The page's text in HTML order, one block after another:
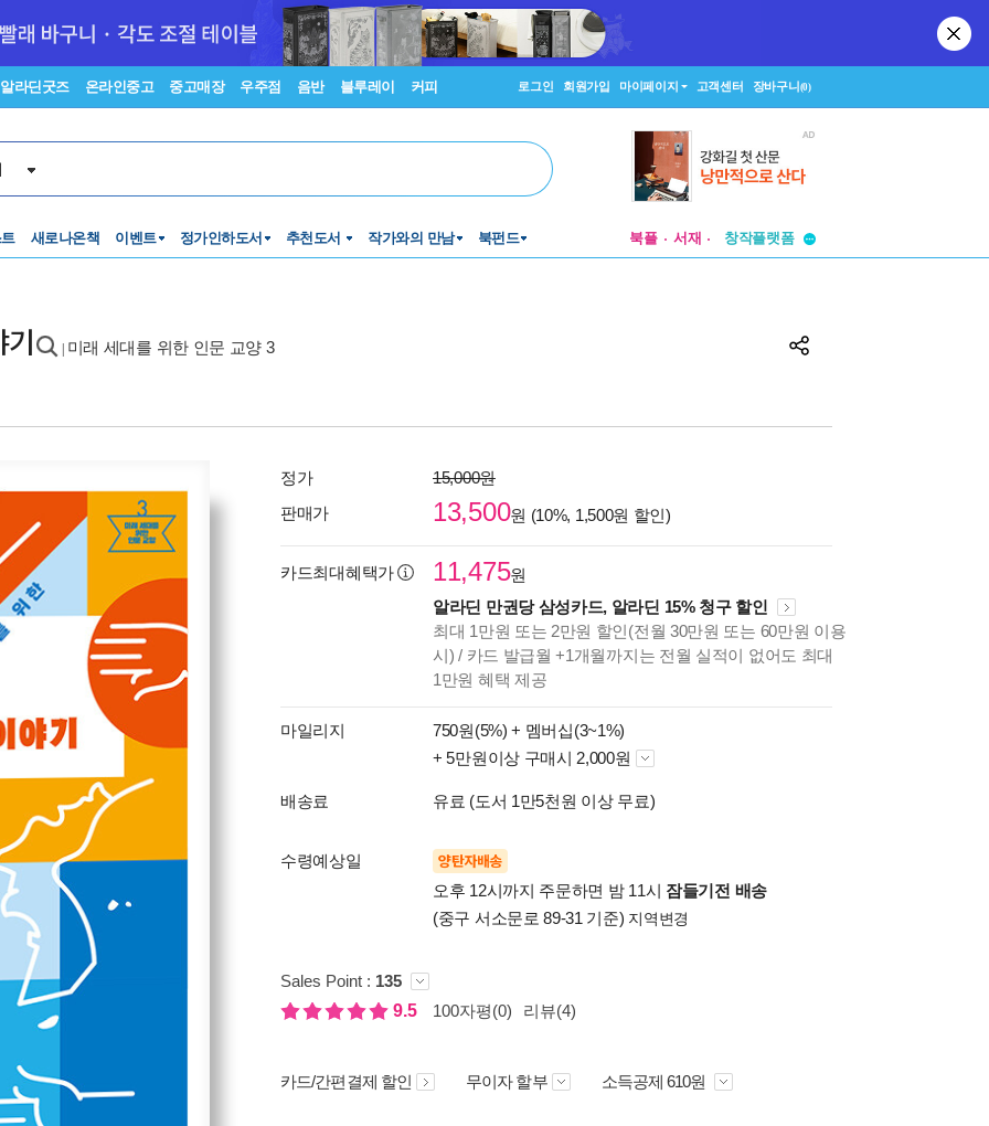
알라딘굿즈 온라인중고 중고매장 우주점 음반 블루레이 커피 로그인 회원가입 마이페이지 고객센터 장바구니(0)
새로나온책 이벤트 정가인하도서 추천도서 작가와의 만남 북펀드 북플 서재
창작플랫폼
미래 세대를 위한 인문 교양 3
정가
15,000원
판매가
13,500원 (10%, 1,500원 할인)
카드최대혜택가 11,475원
알라딘 만권당 삼성카드, 알라딘 15% 청구 할인
최대 1만원 또는 2만원 할인(전월 30만원 또는 60만원 이용
시) / 카드 발급월 +1개월까지는 전월 실적이 없어도 최대
1만원 혜택 제공
마일리지 750원(5%) + 멤버십(3~1%)
+ 5만원이상 구매시 2,000원
배송료 유료 (도서 1만5천원 이상 무료)
수령예상일 양탄자배송
오후 12시까지 주문하면 밤 11시 잠들기전 배송
(중구 서소문로 89-31 기준) 지역변경
Sales Point : 135
9.5
100자평(0) 리뷰(4)
카드/간편결제 할인 무이자 할부 소득공제 610원